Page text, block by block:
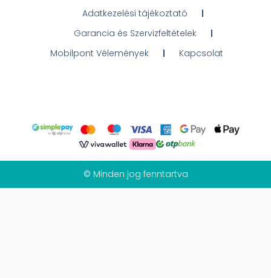
Adatkezelési tájékoztató
Garancia és Szervizfeltételek
Mobilpont Vélemények
Kapcsolat
© Minden jog fenntartva